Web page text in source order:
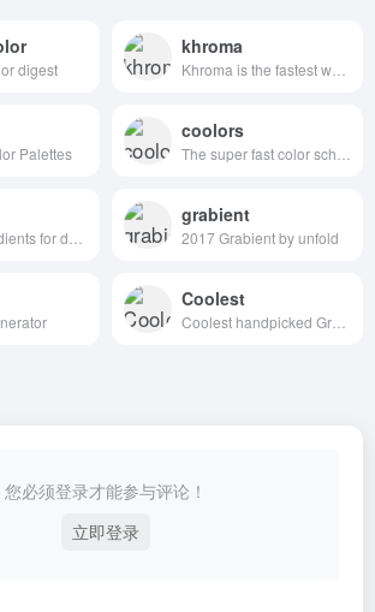
digest
khroma
Palettes
coolors
grabient
2017 Grabient by unfold
Coolest
您必须登录才能参与评论！
立即登录